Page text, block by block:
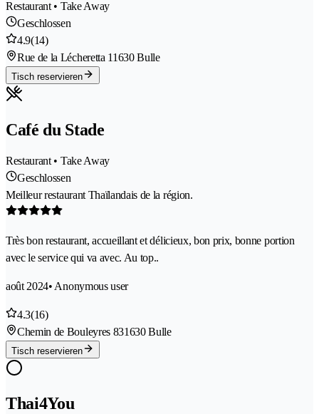
Restaurant • Take Away
Geschlossen
4.9(14)
Rue de la Lécheretta 11630 Bulle
Tisch reservieren
Café du Stade
Restaurant • Take Away
Geschlossen
Meilleur restaurant Thaïlandais de la région.
Très bon restaurant, accueillant et délicieux, bon prix, bonne portion
avec le service qui va avec. Au top..
août 2024• Anonymous user
4.3(16)
Chemin de Bouleyres 831630 Bulle
Tisch reservieren
Thai4You